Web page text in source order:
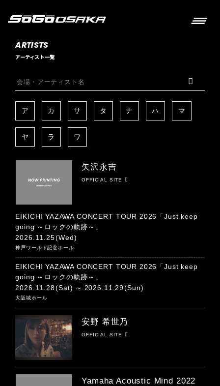
ARTISTS
アーティスト一覧
ア カ サ タ ナ ハ マ
ヤ ラ ワ
矢沢永吉
OFFICIAL SITE
EIKICHI YAZAWA CONCERT TOUR 2026「Just keep
going ～ロックの軌跡～」
2026.11.25(Wed)
神戸ワールド記念ホール
EIKICHI YAZAWA CONCERT TOUR 2026「Just keep
going ～ロックの軌跡～」
2026.11.28(Sat) 2026.11.29(Sun)
大阪城ホール
安野 希世乃
OFFICIAL SITE
Yamaha Acoustic Mind 2022